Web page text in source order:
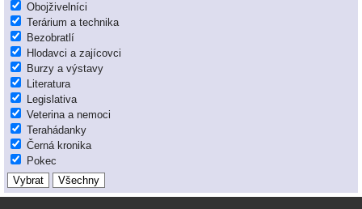
Obojživelníci
Terárium a technika
Bezobratlí
Hlodavci a zajícovci
Burzy a výstavy
Literatura
Legislativa
Veterina a nemoci
Terahádanky
Černá kronika
Pokec